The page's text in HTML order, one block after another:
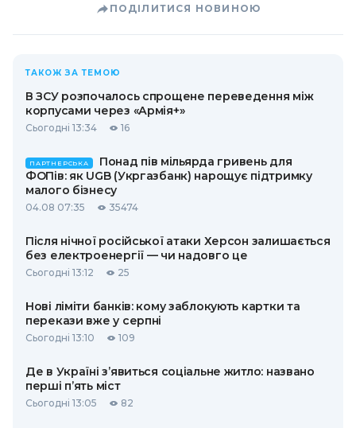
ПОДІЛИТИСЯ НОВИНОЮ
ТАКОЖ ЗА ТЕМОЮ
В ЗСУ розпочалось спрощене переведення між
корпусами через «Армія+»
Сьогодні 13:34 16
ПАРТНЕРСЬКА
Понад пів мільярда гривень для
ФОПів: як UGB (Укргазбанк) нарощує підтримку
малого бізнесу
04.08 07:35 35474
Після нічної російської атаки Херсон залишається
без електроенергії — чи надовго це
Сьогодні 13:12 25
Нові ліміти банків: кому заблокують картки та
перекази вже у серпні
Сьогодні 13:10 109
Де в Україні з’явиться соціальне житло: названо
перші п’ять міст
Сьогодні 13:05 82